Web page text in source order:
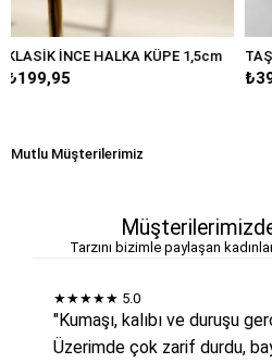
KÜPE 1,5cm TAŞLI TIFFANY VİP
Mutlu Müşterilerimiz
Tarzını bizimle paylaşan
★★★★★ 5.0
"Kumaşı, kalıbı ve duruşu
Üzerimde çok zarif durdu,